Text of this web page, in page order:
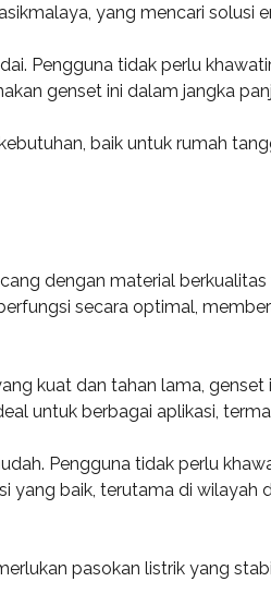
yang mencari solusi
Pengguna tidak perlu
genset ini dalam jangka
baik untuk rumah
dengan material
secara optimal,
kuat dan tahan lama,
untuk berbagai aplikasi,
Pengguna tidak perlu
yang baik, terutama di wilayah
pasokan listrik yang